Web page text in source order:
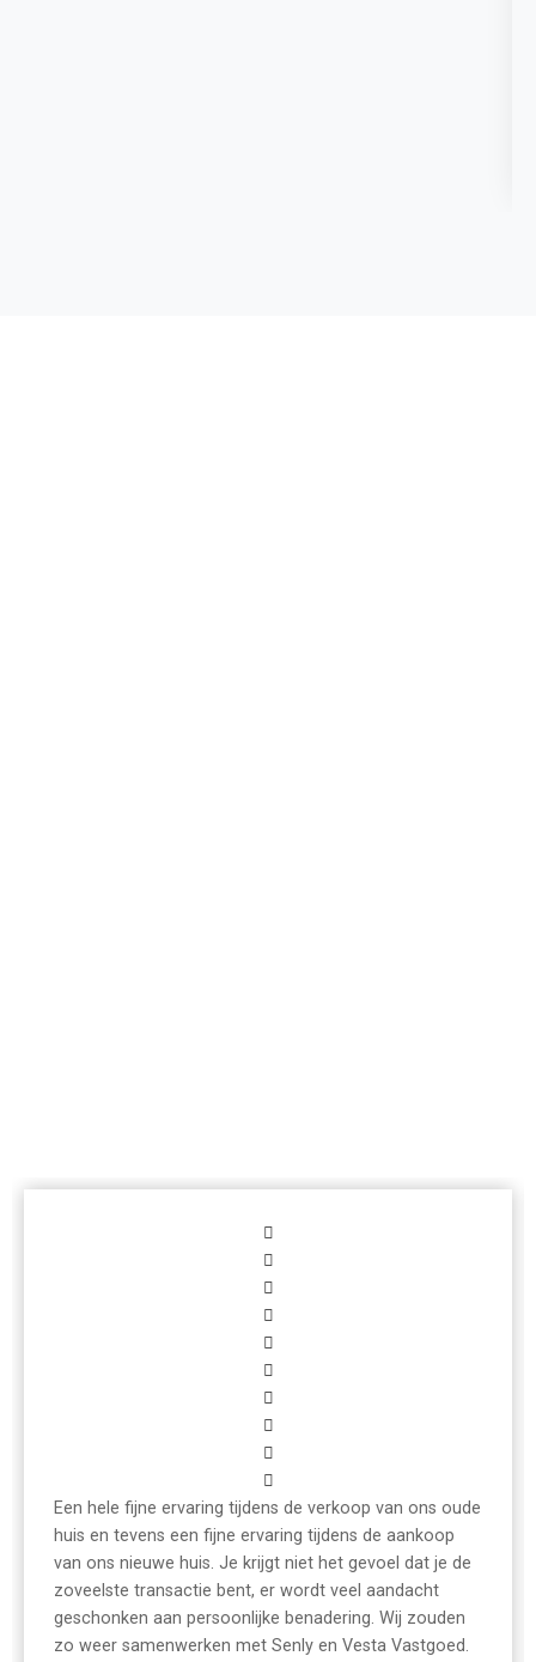
Een hele fijne ervaring tijdens de verkoop van ons oude
huis en tevens een fijne ervaring tijdens de aankoop
van ons nieuwe huis. Je krijgt niet het gevoel dat je de
zoveelste transactie bent, er wordt veel aandacht
geschonken aan persoonlijke benadering. Wij zouden
zo weer samenwerken met Senly en Vesta Vastgoed.